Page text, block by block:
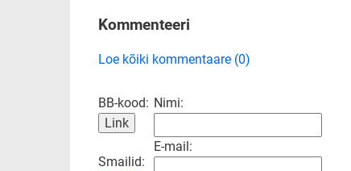
Kommenteeri
Loe kõiki kommentaare (0)
BB-kood:
Smailid:
Nimi:
E-mail: